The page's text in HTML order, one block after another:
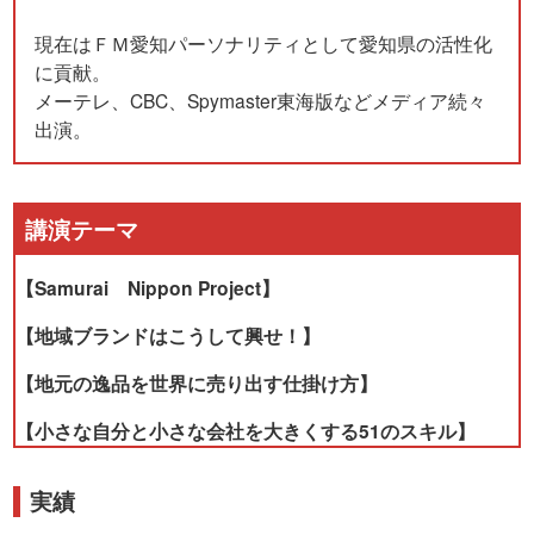
現在はＦＭ愛知パーソナリティとして愛知県の活性化
に貢献。
メーテレ、CBC、Spymaster東海版などメディア続々
出演。
講演テーマ
【Samurai Nippon Project】
【地域ブランドはこうして興せ！】
【地元の逸品を世界に売り出す仕掛け方】
【小さな自分と小さな会社を大きくする51のスキル】
実績